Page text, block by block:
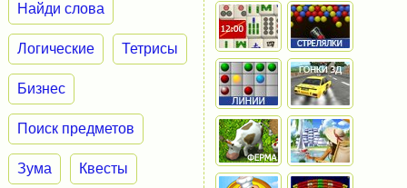
Найди слова
Логические Тетрисы
Бизнес
Поиск предметов
Зума Квесты